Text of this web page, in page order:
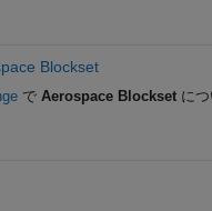
Blockset
で Aerospace Blocksetにつ